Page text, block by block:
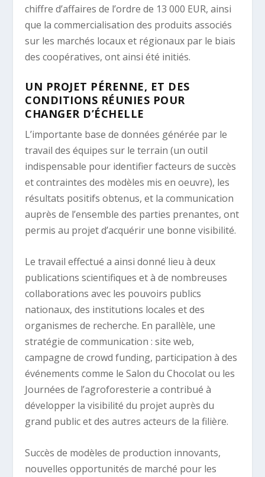
chiffre d’affaires de l’ordre de 13 000 EUR, ainsi
que la commercialisation des produits associés
sur les marchés locaux et régionaux par le biais
des coopératives, ont ainsi été initiés.
UN PROJET PÉRENNE, ET DES
CONDITIONS RÉUNIES POUR
CHANGER D’ÉCHELLE
L’importante base de données générée par le
travail des équipes sur le terrain (un outil
indispensable pour identifier facteurs de succès
et contraintes des modèles mis en oeuvre), les
résultats positifs obtenus, et la communication
auprès de l’ensemble des parties prenantes, ont
permis au projet d’acquérir une bonne visibilité.
Le travail effectué a ainsi donné lieu à deux
publications scientifiques et à de nombreuses
collaborations avec les pouvoirs publics
nationaux, des institutions locales et des
organismes de recherche. En parallèle, une
stratégie de communication : site web,
campagne de crowd funding, participation à des
événements comme le Salon du Chocolat ou les
Journées de l’agroforesterie a contribué à
développer la visibilité du projet auprès du
grand public et des autres acteurs de la filière.
Succès de modèles de production innovants,
nouvelles opportunités de marché pour les